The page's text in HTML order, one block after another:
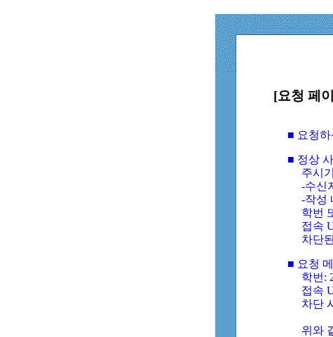
[요청 페
■ 요청
■ 정상
주시
-수신
-작성
학번
접속
차단
■ 요청
학번:
접속
차단
위와